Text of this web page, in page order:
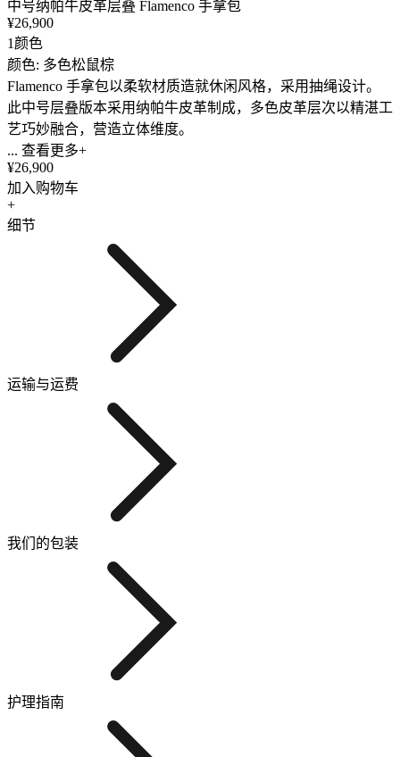
中号纳帕牛皮革层叠 Flamenco 手拿包
¥26,900
1颜色
颜色: 多色松鼠棕
Flamenco 手拿包以柔软材质造就休闲风格，采用抽绳设计。
此中号层叠版本采用纳帕牛皮革制成，多色皮革层次以精湛工
艺巧妙融合，营造立体维度。
... 查看更多+
¥26,900
加入购物车
+
细节
运输与运费
我们的包装
护理指南